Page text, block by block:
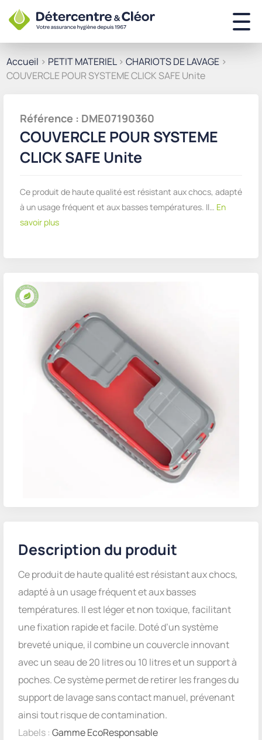
Accueil > PETIT MATERIEL> CHARIOTS DE LAVAGE >
COUVERCLE POUR SYSTEME CLICK SAFE Unite
Description du produit
Ce produit de haute qualité est résistant aux chocs,
adapté à un usage fréquent et aux basses
températures. Il est léger et non toxique, facilitant
une fixation rapide et facile. Doté d’un système
breveté unique, il combine un couvercle innovant
avec un seau de 20 litres ou 10 litres et un support à
poches. Ce système permet de retirer les franges du
support de lavage sans contact manuel, prévenant
ainsi tout risque de contamination.
Labels : Gamme EcoResponsable
Référence : DME07190360
COUVERCLE POUR SYSTEME
CLICK SAFE Unite
Ce produit de haute qualité est résistant aux chocs, adapté
à un usage fréquent et aux basses températures. Il… En
savoir plus